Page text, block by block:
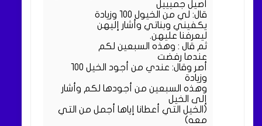
أصيل جميييل
قال: لي من الخيول ١٠٠ وزيادة
يكفيني وبناتي وأشار إليهن
ليعرفنا عليهن.
ثم قال : وهذه السبعين لكم
عندما رفضت
أصر وقال: عندي من أجود الخيل ١٠٠
وزيادة
وهذه السبعين من أجودها لكم وأشار
إلى الخيل
(الخيل التي أعطانا إياها أجمل من التي
معه)